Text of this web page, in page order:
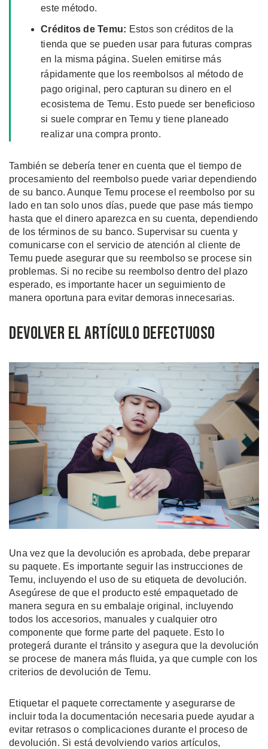
este método.
Créditos de Temu: Estos son créditos de la
tienda que se pueden usar para futuras compras
en la misma página. Suelen emitirse más
rápidamente que los reembolsos al método de
pago original, pero capturan su dinero en el
ecosistema de Temu. Esto puede ser beneficioso
si suele comprar en Temu y tiene planeado
realizar una compra pronto.
También se debería tener en cuenta que el tiempo de
procesamiento del reembolso puede variar dependiendo
de su banco. Aunque Temu procese el reembolso por su
lado en tan solo unos días, puede que pase más tiempo
hasta que el dinero aparezca en su cuenta, dependiendo
de los términos de su banco. Supervisar su cuenta y
comunicarse con el servicio de atención al cliente de
Temu puede asegurar que su reembolso se procese sin
problemas. Si no recibe su reembolso dentro del plazo
esperado, es importante hacer un seguimiento de
manera oportuna para evitar demoras innecesarias.
Devolver el Artículo Defectuoso
Una vez que la devolución es aprobada, debe preparar
su paquete. Es importante seguir las instrucciones de
Temu, incluyendo el uso de su etiqueta de devolución.
Asegúrese de que el producto esté empaquetado de
manera segura en su embalaje original, incluyendo
todos los accesorios, manuales y cualquier otro
componente que forme parte del paquete. Esto lo
protegerá durante el tránsito y asegura que la devolución
se procese de manera más fluida, ya que cumple con los
criterios de devolución de Temu.
Etiquetar el paquete correctamente y asegurarse de
incluir toda la documentación necesaria puede ayudar a
evitar retrasos o complicaciones durante el proceso de
devolución. Si está devolviendo varios artículos,